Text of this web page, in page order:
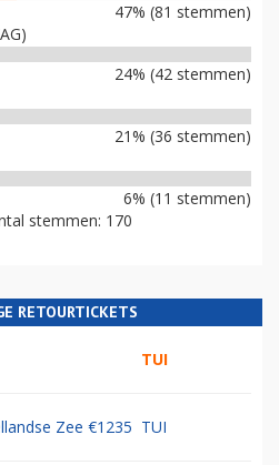
47% (81 stemmen)
24% (42 stemmen)
21% (36 stemmen)
6% (11 stemmen)
stemmen: 170
RETOURTICKETS
TUI
Zee €1235 TUI